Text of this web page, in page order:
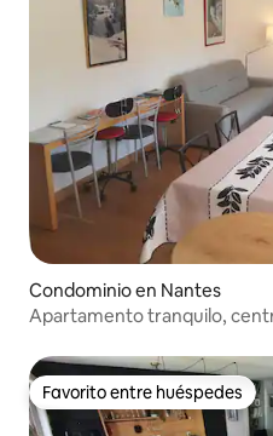
Condominio en Nantes
Apartamento tranquilo,
Favorito entre huéspedes
Favorito entre huéspedes